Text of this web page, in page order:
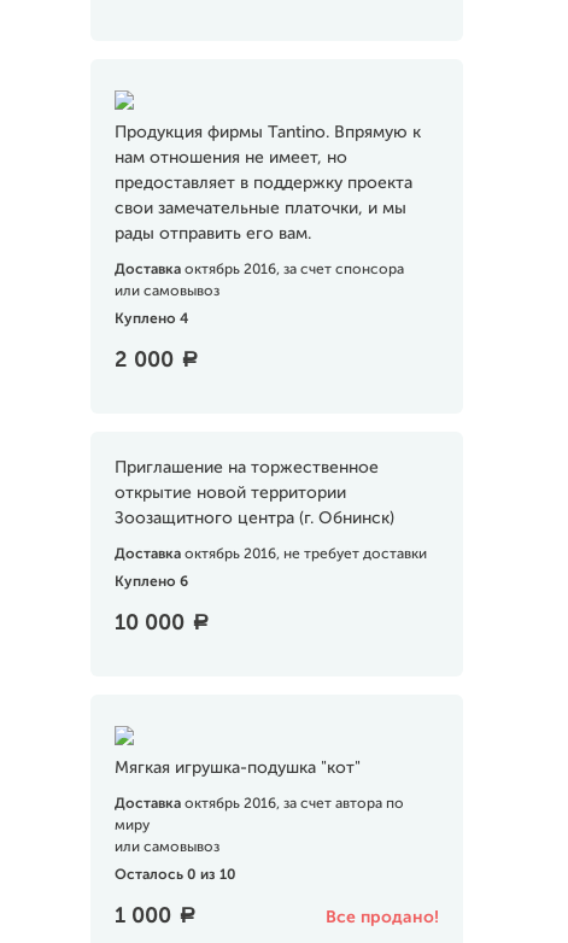
Продукция фирмы Tantino. Впрямую к
нам отношения не имеет, но
предоставляет в поддержку проекта
свои замечательные платочки, и мы
рады отправить его вам.
Доставка октябрь 2016, за счет спонсора
или самовывоз
Куплено 4
2 000 a
Приглашение на торжественное
открытие новой территории
Зоозащитного центра (г. Обнинск)
Доставка октябрь 2016, не требует доставки
Куплено 6
10 000 a
Мягкая игрушка-подушка "кот"
Доставка октябрь 2016, за счет автора по
миру
или самовывоз
Осталось 0 из 10
1 000 a Все продано!